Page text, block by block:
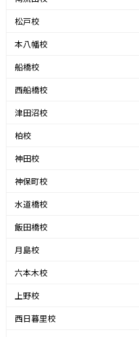
松戸校
本八幡校
船橋校
西船橋校
津田沼校
柏校
神田校
神保町校
水道橋校
飯田橋校
月島校
六本木校
上野校
西日暮里校